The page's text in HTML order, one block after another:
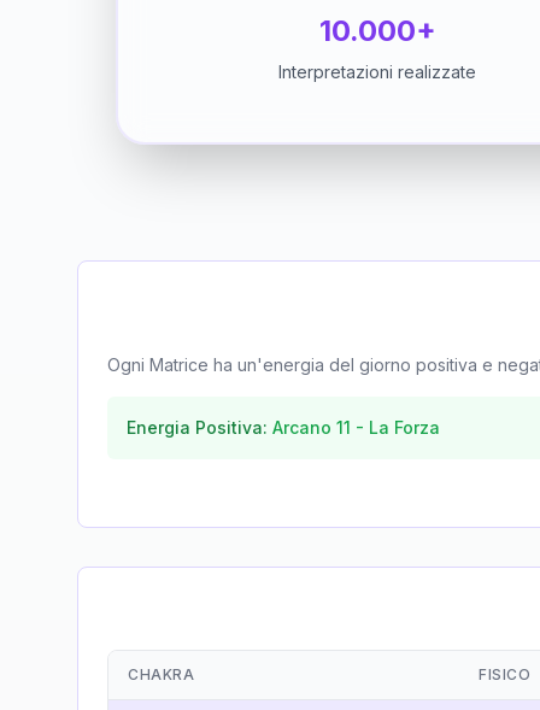
10.000+
Interpretazioni realizzate
Ogni Matrice ha un'energia del giorno positiva e
Energia Positiva: Arcano 11 - La Forza
CHAKRA FISICO